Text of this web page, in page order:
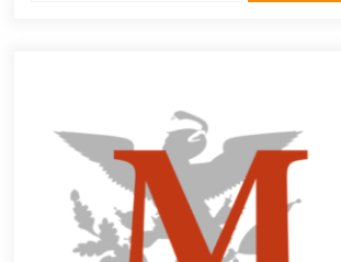
Zar antidrogas de EE.UU.: “vamos
por los políticos mexicanos que
protegen al narco”
2 meses atrás